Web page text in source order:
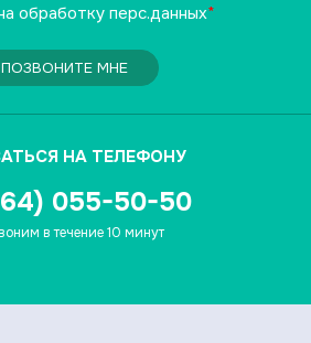
обработку перс.данных*
ПОЗВОНИТЕ МНЕ
НА ТЕЛЕФОНУ
055-50-50
в течение 10 минут